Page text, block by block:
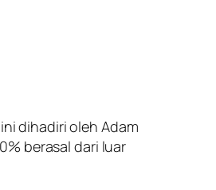
dihadiri oleh Adam
berasal dari luar